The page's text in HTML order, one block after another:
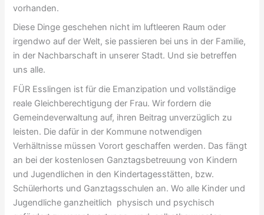
vorhanden.
Diese Dinge geschehen nicht im luftleeren Raum oder
irgendwo auf der Welt, sie passieren bei uns in der Familie,
in der Nachbarschaft in unserer Stadt. Und sie betreffen
uns alle.
FÜR Esslingen ist für die Emanzipation und vollständige
reale Gleichberechtigung der Frau. Wir fordern die
Gemeindeverwaltung auf, ihren Beitrag unverzüglich zu
leisten. Die dafür in der Kommune notwendigen
Verhältnisse müssen Vorort geschaffen werden. Das fängt
an bei der kostenlosen Ganztagsbetreuung von Kindern
und Jugendlichen in den Kindertagesstätten, bzw.
Schülerhorts und Ganztagsschulen an. Wo alle Kinder und
Jugendliche ganzheitlich physisch und psychisch